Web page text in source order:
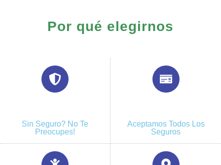
Por qué elegirnos
Sin Seguro? No Te
Preocupes!
Aceptamos Todos Los
Seguros